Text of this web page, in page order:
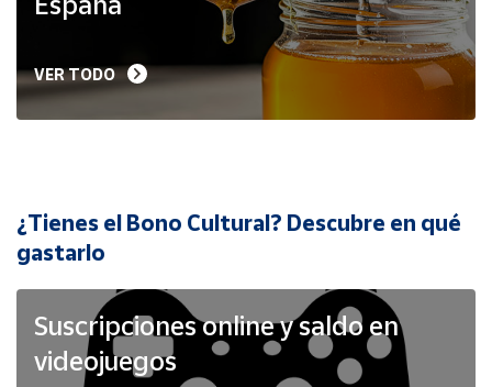
Mapa de
Hazte
vendedor
Cuenta
Ubicación
VER TODO
¿Tienes el Bono Cultural? Descubre en qué
gastarlo
Suscripciones online y saldo en
videojuegos